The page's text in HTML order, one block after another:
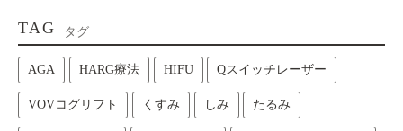
TAG タグ
AGA HARG療法 HIFU Qスイッチレーザー
VOVコグリフト くすみ しみ たるみ